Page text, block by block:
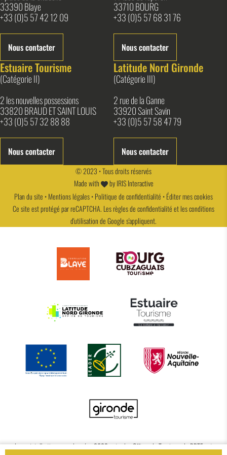
33390 Blaye
+33 (0)5 57 42 12 09
Nous contacter
33710 BOURG
+33 (0)5 57 68 31 76
Nous contacter
Estuaire Tourisme
(Catégorie II)
2 les nouvelles possessions
33820 BRAUD ET SAINT LOUIS
+33 (0)5 57 32 88 88
Nous contacter
Latitude Nord Gironde
(Catégorie III)
2 rue de la Ganne
33920 Saint Savin
+33 (0)5 57 58 47 79
Nous contacter
© 2023 • Tous droits réservés
Made with
byIRIS Interactive
Plan du site •Mentions légales•Politique de confidentialité •Éditer mes cookies
Ce site est protégé par reCAPTCHA. Lesrègles de confidentialitéet lesconditions
d'utilisationde Google s'appliquent.
Le projet d’actions coordonnées 2022 entre les Offices de Tourisme de BBTE est